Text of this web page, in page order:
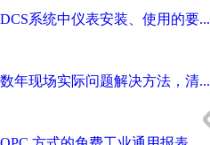
DCS系统中仪表安装、使用的要...
数年现场实际问题解决方法，清...